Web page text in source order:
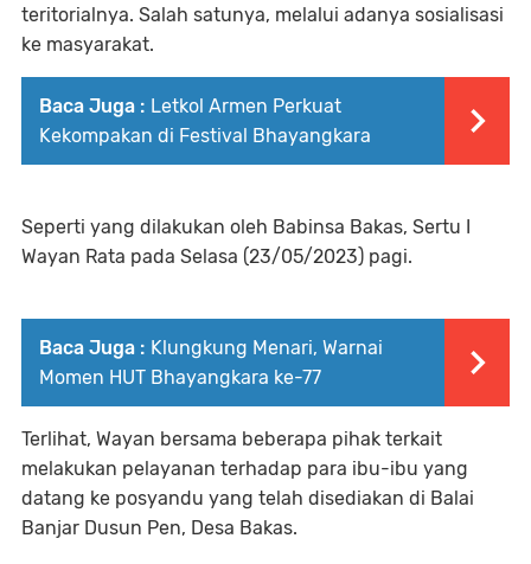
teritorialnya. Salah satunya, melalui adanya sosialisasi
ke masyarakat.
Baca Juga : Letkol Armen Perkuat
Kekompakan di Festival Bhayangkara
Seperti yang dilakukan oleh Babinsa Bakas, Sertu I
Wayan Rata pada Selasa (23/05/2023) pagi.
Baca Juga : Klungkung Menari, Warnai
Momen HUT Bhayangkara ke-77
Terlihat, Wayan bersama beberapa pihak terkait
melakukan pelayanan terhadap para ibu-ibu yang
datang ke posyandu yang telah disediakan di Balai
Banjar Dusun Pen, Desa Bakas.